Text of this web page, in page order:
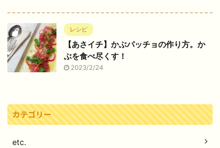
レシピ
【あさイチ】かぶパッチョの作り方。か
ぶを食べ尽くす！
2023/2/24
カテゴリー
etc.